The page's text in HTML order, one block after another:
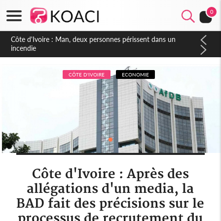
0
Côte d'Ivoire : Séileu, la célébration de la fête nationale
transformée en vaste campagne contre les produits
dépigmentants dangereux
CÔTE D'IVOIRE ECONOMIE
Côte d'Ivoire : Après des
allégations d'un media, la
BAD fait des précisions sur le